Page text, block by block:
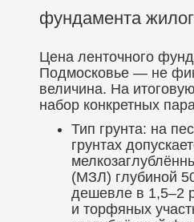
фундамента
Цена ленточного
Подмосковье — не
величина. На
набор конкретных
Тип грунта: на
грунтах
(МЗЛ) глубиной
дешевле в 1,5–2
и торфяных